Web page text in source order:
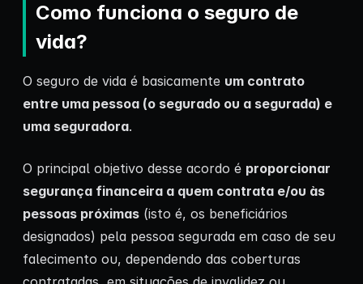
Como funciona o seguro de
vida?
O seguro de vida é basicamente um contrato
entre uma pessoa (o segurado ou a segurada) e
uma seguradora.
O principal objetivo desse acordo é proporcionar
segurança financeira a quem contrata e/ou às
pessoas próximas (isto é, os beneficiários
designados) pela pessoa segurada em caso de seu
falecimento ou, dependendo das coberturas